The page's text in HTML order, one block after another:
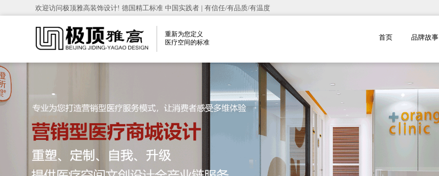
欢迎访问极顶雅高装饰设计! 德国精工标准 中国实践者 | 有信任/有品质/有温度
重新为您定义
医疗空间的标准
品牌故事
首页